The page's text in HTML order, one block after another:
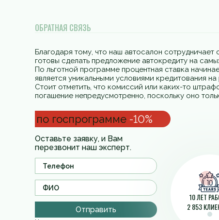
ОБРАТНАЯ СВЯЗЬ
Благодаря тому, что наш автосалон сотрудничает
готовы сделать предложение автокредиту на
По льготной программе процентная ставка
является уникальными условиями кредитования
Стоит отметить, что комиссий или каких-то
погашение непредусмотренно, поскольку оно
по госпрограмме -10%
Оставьте заявку, и Вам
перезвонит наш эксперт.
Отправить
10 ЛЕТ
2 853